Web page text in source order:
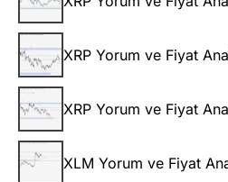
XRP Yorum ve Fiyat
XRP Yorum ve Fiyat
XLM Yorum ve Fiyat